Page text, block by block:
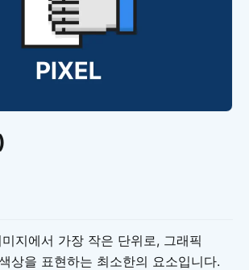
지에서 가장 작은 단위로, 그래픽
상을 표현하는 최소한의 요소입니다.